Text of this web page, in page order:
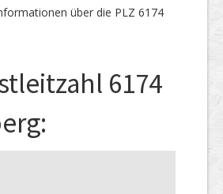
über die PLZ 6174
6174